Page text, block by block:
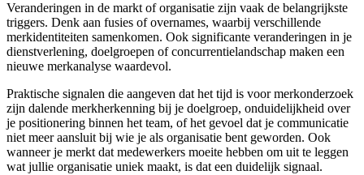
Veranderingen in de markt of organisatie zijn vaak de belangrijkste
triggers. Denk aan fusies of overnames, waarbij verschillende
merkidentiteiten samenkomen. Ook significante veranderingen in je
dienstverlening, doelgroepen of concurrentielandschap maken een
nieuwe merkanalyse waardevol.
Praktische signalen die aangeven dat het tijd is voor merkonderzoek
zijn dalende merkherkenning bij je doelgroep, onduidelijkheid over
je positionering binnen het team, of het gevoel dat je communicatie
niet meer aansluit bij wie je als organisatie bent geworden. Ook
wanneer je merkt dat medewerkers moeite hebben om uit te leggen
wat jullie organisatie uniek maakt, is dat een duidelijk signaal.